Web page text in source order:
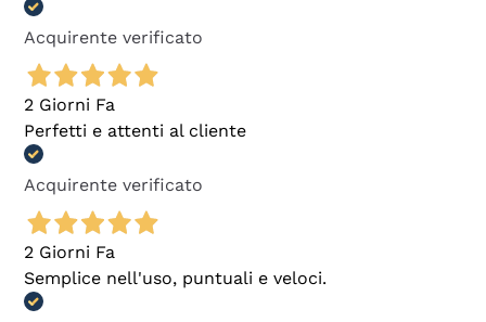
Acquirente verificato
2 Giorni Fa
Perfetti e attenti al cliente
Acquirente verificato
2 Giorni Fa
Semplice nell'uso, puntuali e veloci.